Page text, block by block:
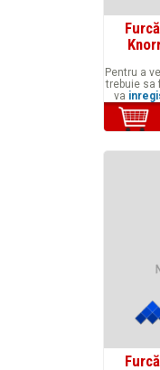
Pentru a
trebuie sa
va